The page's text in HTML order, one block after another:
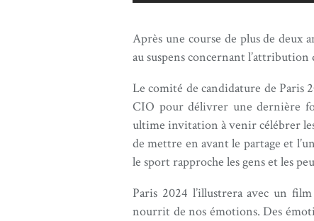
Après une course de plus de deux
au suspens concernant l’attribution
Le comité de candidature de Paris
CIO pour délivrer une dernière
ultime invitation à venir célébrer
de mettre en avant le partage et
le sport rapproche les gens et les
Paris 2024 l’illustrera avec un
nourrit de nos émotions. Des